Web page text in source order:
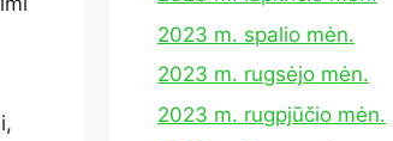
2023 m. spalio mėn.
2023 m. rugsėjo mėn.
2023 m. rugpjūčio mėn.